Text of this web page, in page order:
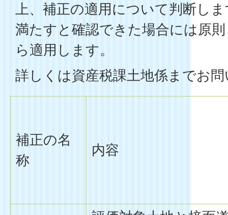
上、補正の適用について判断し
満たすと確認できた場合には原
ら適用します。
詳しくは資産税課土地係までお
補正の名
称
内容